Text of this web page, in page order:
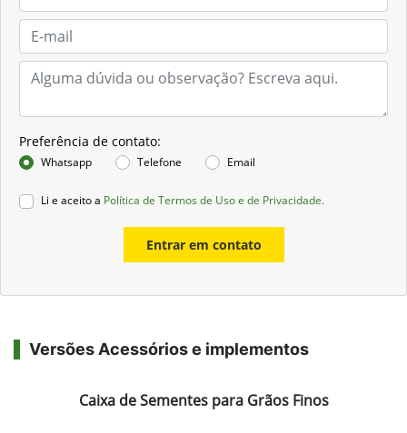
Preferência de contato:
Whatsapp Telefone Email
Li e aceito a Política de Termos de Uso e de Privacidade.
Entrar em contato
Versões Acessórios e implementos
Caixa de Sementes para Grãos Finos